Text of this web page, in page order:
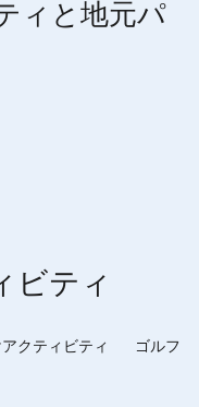
ィと地元パ
ビティ
クティビティ ゴルフ